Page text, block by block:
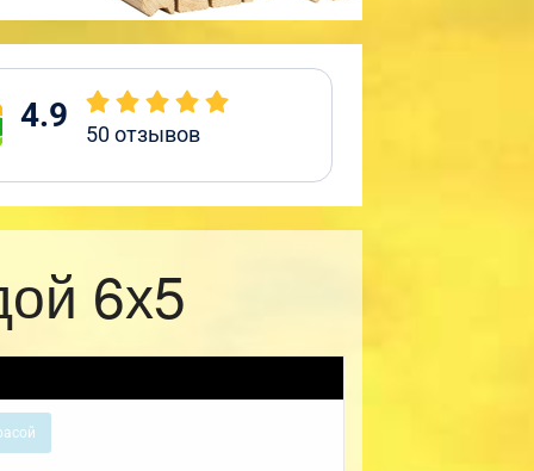
4.9 50отзывов
6х5